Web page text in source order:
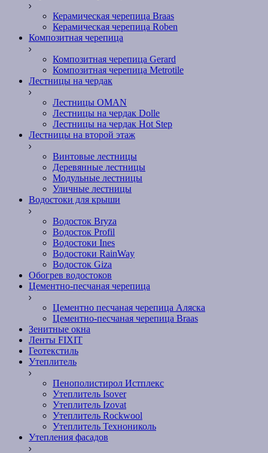
Керамическая черепица Braas
Керамическая черепица Roben
Композитная черепица
Композитная черепица Gerard
Композитная черепица Metrotile
Лестницы на чердак
Лестницы OMAN
Лестницы на чердак Dolle
Лестницы на чердак Hot Step
Лестницы на второй этаж
Винтовые лестницы
Деревянные лестницы
Модульные лестницы
Уличные лестницы
Водостоки для крыши
Водосток Bryza
Водосток Profil
Водостоки Ines
Водостоки RainWay
Водосток Giza
Обогрев водостоков
Цементно-песчаная черепица
Цементно песчаная черепица Аляска
Цементно-песчаная черепица Braas
Зенитные окна
Ленты FIXIT
Геотекстиль
Утеплитель
Пенополистирол Истплекс
Утеплитель Isover
Утеплитель Izovat
Утеплитель Rockwool
Утеплитель Технониколь
Утепления фасадов